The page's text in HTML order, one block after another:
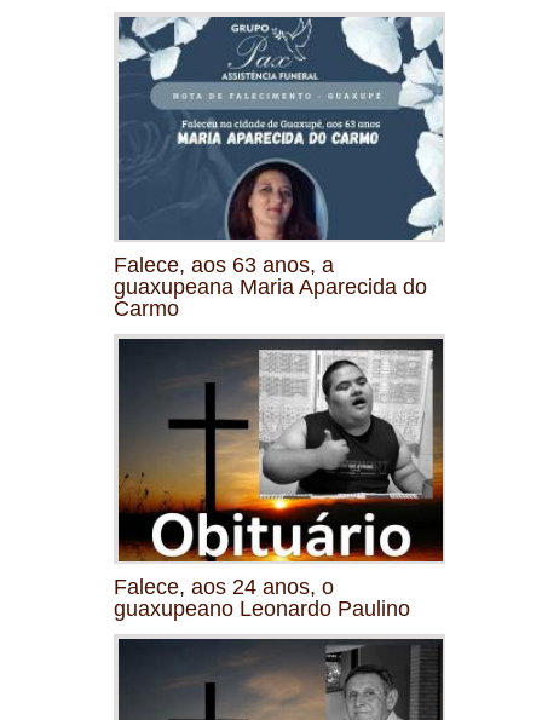
Falece, aos 63 anos, a
guaxupeana Maria Aparecida do
Carmo
Falece, aos 24 anos, o
guaxupeano Leonardo Paulino